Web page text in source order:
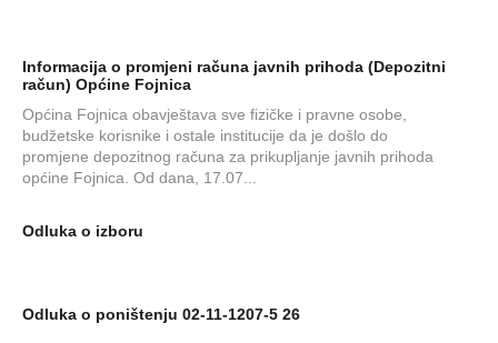
Informacija o promjeni računa javnih prihoda (Depozitni
račun) Općine Fojnica
Općina Fojnica obavještava sve fizičke i pravne osobe,
budžetske korisnike i ostale institucije da je došlo do
promjene depozitnog računa za prikupljanje javnih prihoda
općine Fojnica. Od dana, 17.07...
Odluka o izboru
Odluka o poništenju 02-11-1207-5 26